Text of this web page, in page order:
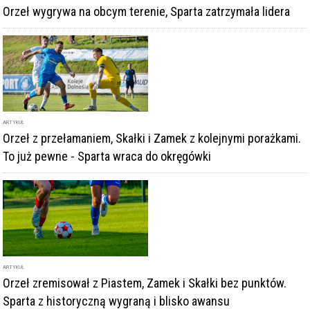
Orzeł wygrywa na obcym terenie, Sparta zatrzymała lidera
ARTYKUŁ
Orzeł z przełamaniem, Skałki i Zamek z kolejnymi porażkami.
To już pewne - Sparta wraca do okręgówki
ARTYKUŁ
Orzeł zremisował z Piastem, Zamek i Skałki bez punktów.
Sparta z historyczną wygraną i blisko awansu